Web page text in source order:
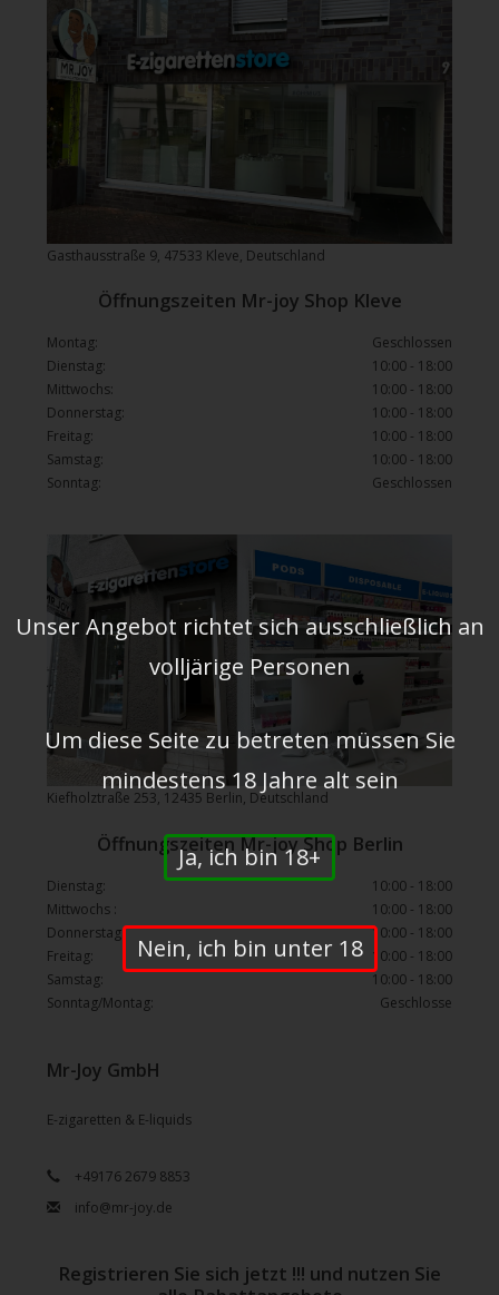
Mr-Joy GmbH
E-zigaretten & E-liquids
+49176 2679 8853
info@mr-joy.de
Gasthausstraße 9, 47533 Kleve, Deutschland
Kiefholztraße 253, 12435 Berlin, Deutschland
Öffnungszeiten Mr-joy Shop Kleve
Montag:
Geschlossen
Dienstag:
10:00 - 18:00
Mittwochs:
10:00 - 18:00
Donnerstag:
10:00 - 18:00
Freitag:
10:00 - 18:00
Samstag:
10:00 - 18:00
Sonntag:
Geschlossen
Öffnungszeiten Mr-joy Shop Berlin
Dienstag:
10:00 - 18:00
Mittwochs :
10:00 - 18:00
Donnerstag:
10:00 - 18:00
Freitag:
10:00 - 18:00
Samstag:
10:00 - 18:00
Sonntag/Montag:
Geschlosse
Registrieren Sie sich jetzt !!! und nutzen Sie
Unser Angebot richtet sich ausschließlich an
volljärige Personen
Um diese Seite zu betreten müssen Sie
mindestens 18 Jahre alt sein
Ja, ich bin 18+
Nein, ich bin unter 18